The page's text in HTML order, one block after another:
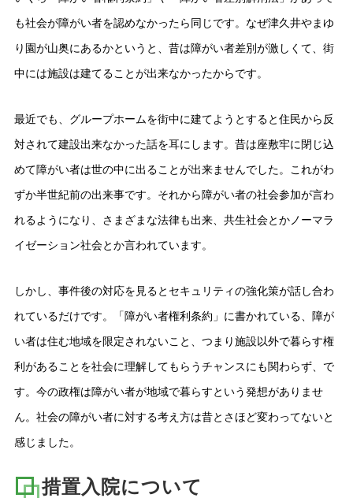
も社会が障がい者を認めなかったら同じです。なぜ津久井やまゆ
り園が山奥にあるかというと、昔は障がい者差別が激しくて、街
中には施設は建てることが出来なかったからです。
最近でも、グループホームを街中に建てようとすると住民から反
対されて建設出来なかった話を耳にします。昔は座敷牢に閉じ込
めて障がい者は世の中に出ることが出来ませんでした。これがわ
ずか半世紀前の出来事です。それから障がい者の社会参加が言わ
れるようになり、さまざまな法律も出来、共生社会とかノーマラ
イゼーション社会とか言われています。
しかし、事件後の対応を見るとセキュリティの強化策が話し合わ
れているだけです。「障がい者権利条約」に書かれている、障が
い者は住む地域を限定されないこと、つまり施設以外で暮らす権
利があることを社会に理解してもらうチャンスにも関わらず、で
す。今の政権は障がい者が地域で暮らすという発想がありませ
ん。社会の障がい者に対する考え方は昔とさほど変わってないと
感じました。
措置入院について